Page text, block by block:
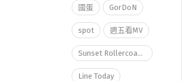
國蛋 GorDoN
spot 週五看MV
Sunset Rollercoaster
Line Today